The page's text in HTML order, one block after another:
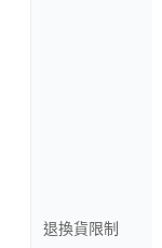
退換貨限制